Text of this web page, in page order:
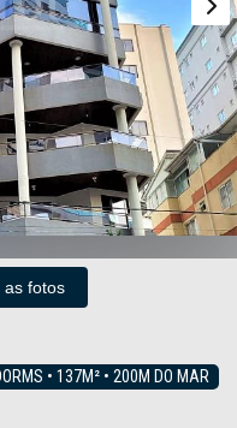
as fotos
• 137M² • 200M DO MAR